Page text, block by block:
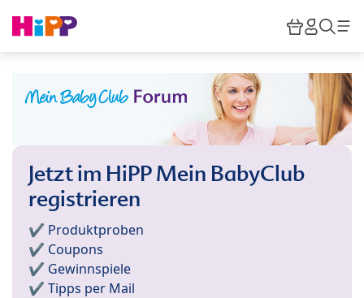
HiPP
Jetzt im HiPP Mein BabyClub
registrieren
✔️ Produktproben
✔️ Coupons
✔️ Gewinnspiele
✔️ Tipps per Mail